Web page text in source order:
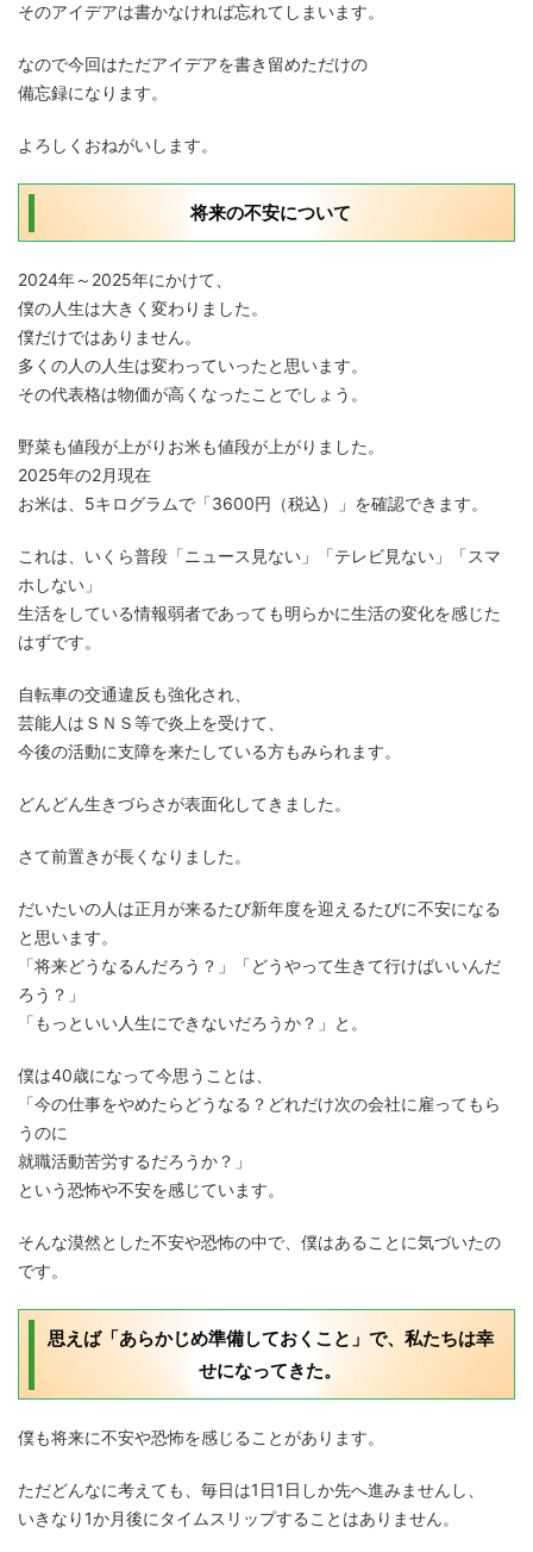
そのアイデアは書かなければ忘れてしまいます。
なので今回はただアイデアを書き留めただけの
備忘録になります。
よろしくおねがいします。
将来の不安について
2024年～2025年にかけて、
僕の人生は大きく変わりました。
僕だけではありません。
多くの人の人生は変わっていったと思います。
その代表格は物価が高くなったことでしょう。
野菜も値段が上がりお米も値段が上がりました。
2025年の2月現在
お米は、5キログラムで「3600円（税込）」を確認できます。
これは、いくら普段「ニュース見ない」「テレビ見ない」「スマ
ホしない」
生活をしている情報弱者であっても明らかに生活の変化を感じた
はずです。
自転車の交通違反も強化され、
芸能人はＳＮＳ等で炎上を受けて、
今後の活動に支障を来たしている方もみられます。
どんどん生きづらさが表面化してきました。
さて前置きが長くなりました。
だいたいの人は正月が来るたび新年度を迎えるたびに不安になる
と思います。
「将来どうなるんだろう？」「どうやって生きて行けばいいんだ
ろう？」
「もっといい人生にできないだろうか？」と。
僕は40歳になって今思うことは、
「今の仕事をやめたらどうなる？どれだけ次の会社に雇ってもら
うのに
就職活動苦労するだろうか？」
という恐怖や不安を感じています。
そんな漠然とした不安や恐怖の中で、僕はあることに気づいたの
です。
思えば「あらかじめ準備しておくこと」で、私たちは幸
せになってきた。
僕も将来に不安や恐怖を感じることがあります。
ただどんなに考えても、毎日は1日1日しか先へ進みませんし、
いきなり1か月後にタイムスリップすることはありません。